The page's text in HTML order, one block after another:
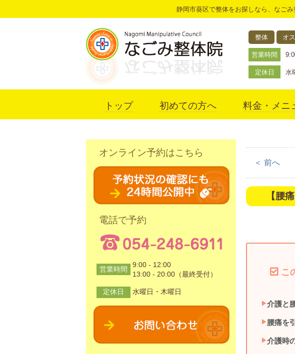
静岡市葵区で整体をお探しなら、なご
整体 オ
営業時間
定休日 水
トップ 初めての方へ 料金・メニ
＜ 前へ
【腰
こ
介護と
腰痛を
介護時
オンライン予約はこちら
電話で予約
営業時間
9:00 - 12:00
13:00 - 20:00（最終受付）
定休日 水曜日・木曜日